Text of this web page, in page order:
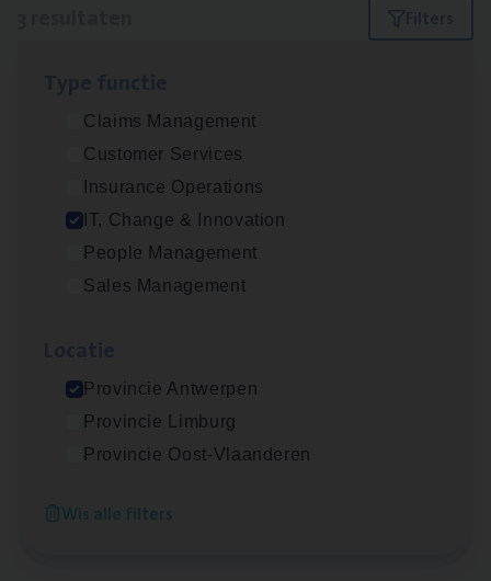
Filters
Claims Management
Customer Services
Insurance Operations
IT, Change & Innovation
People Management
Sales Management
Provincie Antwerpen
Provincie Limburg
Provincie Oost-Vlaanderen
Wis alle filters
(Agi­le)ITPro­ject Manager
IT, Change & Innovation
Antwerpen
Busi­ness Analyst
Test Ana­lyst
Antwerpen